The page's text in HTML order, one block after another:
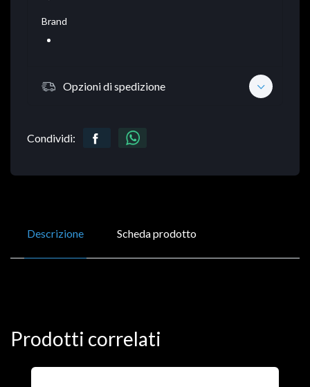
Brand
Opzioni di spedizione
Condividi:
Descrizione Scheda prodotto
Prodotti correlati